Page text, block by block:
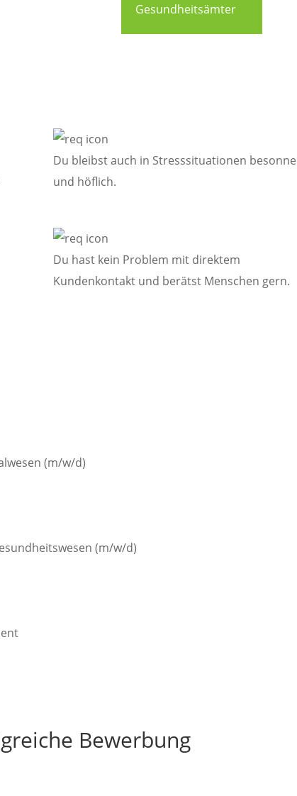
Gesundheitsämter
Du bleibst auch in Stresssituationen
und höflich.
Du hast kein Problem mit direktem
Kundenkontakt und berätst Menschen gern.
(m/w/d)
(m/w/d)
Bewerbung